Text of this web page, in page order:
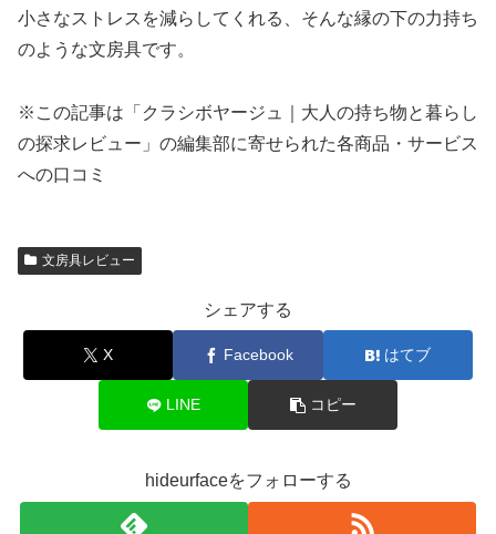
小さなストレスを減らしてくれる、そんな縁の下の力持ち
のような文房具です。
※この記事は「クラシボヤージュ｜大人の持ち物と暮らし
の探求レビュー」の編集部に寄せられた各商品・サービス
への口コミ
文房具レビュー
シェアする
X Facebook はてブ
LINE コピー
hideurfaceをフォローする